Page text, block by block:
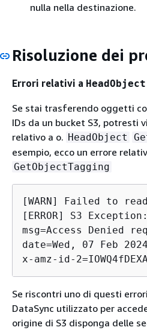
nulla nella destinazione.
Risoluzione dei
Errori relativi a HeadObject
Se stai trasferendo oggetti
IDs da un bucket S3, potresti
relativo a o. HeadObject
esempio, ecco un errore
GetObjectTagging
[WARN] Failed to
[ERROR] S3
msg=Access Denied
date=Wed, 07 Feb
x-amz-id-
Se riscontri uno di questi
DataSync utilizzato per
origine di S3 disponga delle